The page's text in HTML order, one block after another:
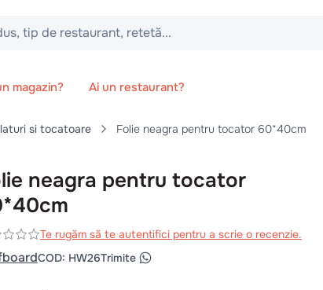
restaurant, retetă...
magazin? Ai un restaurant?
si tocatoare Folie neagra pentru tocator 60*40cm
neagra pentru tocator
Te rugăm să te autentifici pentru a scrie o recenzie.
COD: HW26Trimite